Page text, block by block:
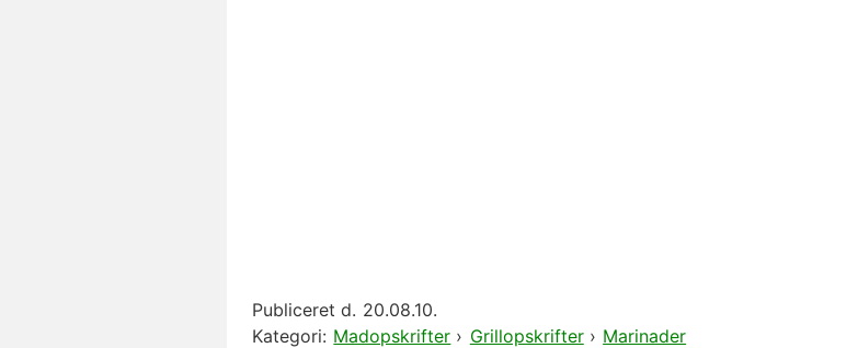
Publiceret d. 20.08.10.
Kategori: Madopskrifter › Grillopskrifter› Marinader